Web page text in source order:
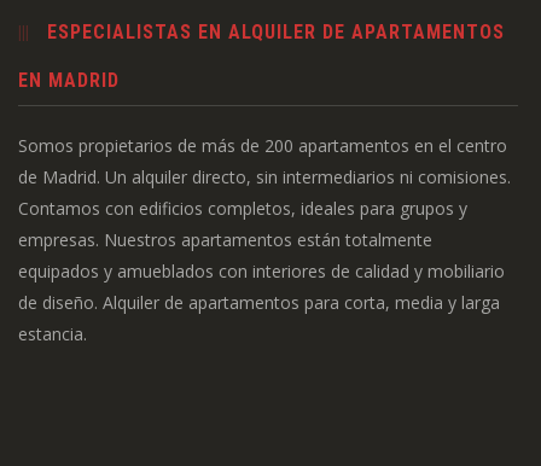
ESPECIALISTAS EN ALQUILER DE APARTAMENTOS
EN MADRID
Somos propietarios de más de 200 apartamentos en el centro
de Madrid. Un alquiler directo, sin intermediarios ni comisiones.
Contamos con edificios completos, ideales para grupos y
empresas. Nuestros apartamentos están totalmente
equipados y amueblados con interiores de calidad y mobiliario
de diseño. Alquiler de apartamentos para corta, media y larga
estancia.